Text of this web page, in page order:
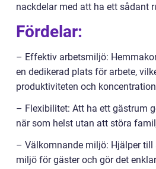
nackdelar med att ha ett sådant
Fördelar:
– Effektiv arbetsmiljö:
en dedikerad plats för arbete,
produktiviteten och
– Flexibilitet: Att ha ett gästrum
när som helst utan att störa
– Välkomnande miljö: Hjälper till
miljö för gäster och gör det